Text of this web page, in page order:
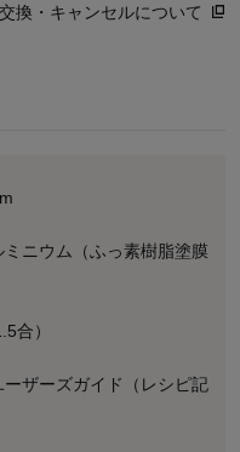
換・キャンセルについて
ニウム（ふっ素樹脂塗膜
合）
ザーズガイド（レシピ記